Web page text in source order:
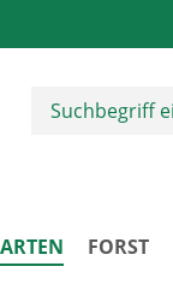
FORST